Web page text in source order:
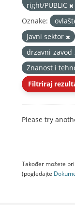
right/PUBLIC
Oznake:
Javni sektor
drzavni-
Znanost i
Filtriraj
Please try
Također možete
(pogledajte